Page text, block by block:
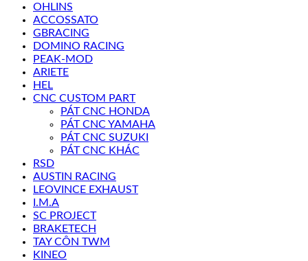
OHLINS
ACCOSSATO
GBRACING
DOMINO RACING
PEAK-MOD
ARIETE
HEL
CNC CUSTOM PART
PÁT CNC HONDA
PÁT CNC YAMAHA
PÁT CNC SUZUKI
PÁT CNC KHÁC
RSD
AUSTIN RACING
LEOVINCE EXHAUST
I.M.A
SC PROJECT
BRAKETECH
TAY CÔN TWM
KINEO